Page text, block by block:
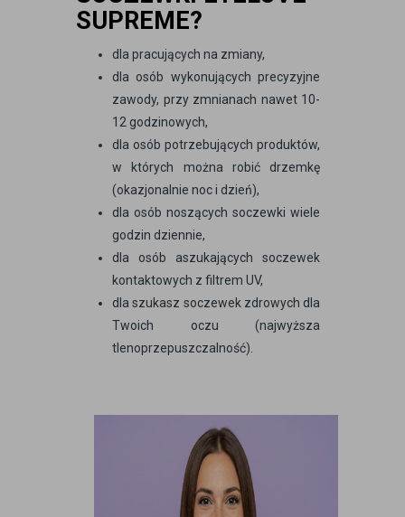
SUPREME?
dla pracujących na zmiany,
dla osób wykonujących precyzyjne
zawody, przy zmnianach nawet 10-
12 godzinowych,
dla osób potrzebujących produktów,
w których można robić drzemkę
(okazjonalnie noc i dzień),
dla osób noszących soczewki wiele
godzin dziennie,
dla osób aszukających soczewek
kontaktowych z filtrem UV,
dla szukasz soczewek zdrowych dla
Twoich oczu (najwyższa
tlenoprzepuszczalność).